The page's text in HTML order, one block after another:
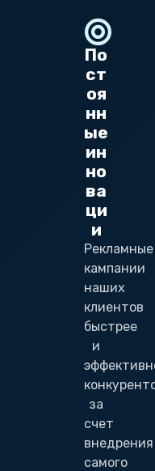
По
ст
оя
нн
ые
ин
но
ва
ци
и
Рекламные
кампании
наших
клиентов
быстрее
и
за
счет
внедрения
самого